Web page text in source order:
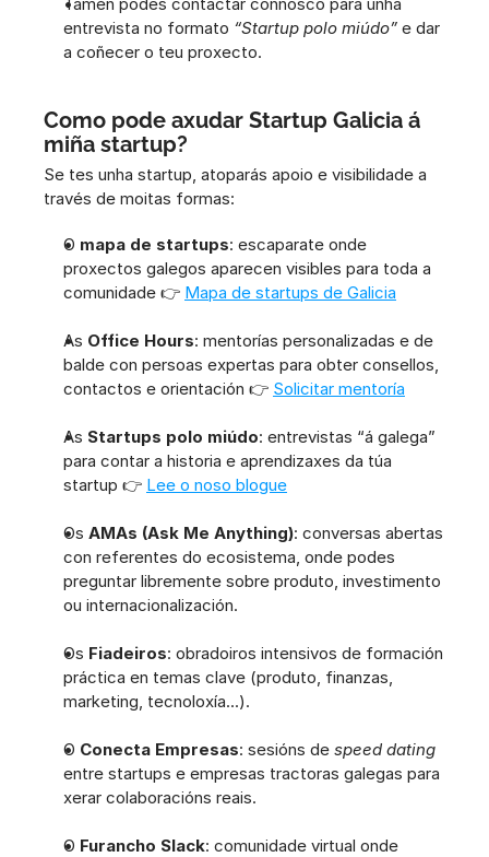
entrevista no formato “Startup polo miúdo” e dar
a coñecer o teu proxecto.
Como pode axudar Startup Galicia á
miña startup?
Se tes unha startup, atoparás apoio e visibilidade a
través de moitas formas:
O mapa de startups: escaparate onde
proxectos galegos aparecen visibles para toda a
comunidade 👉 Mapa de startups de Galicia
As Office Hours: mentorías personalizadas e de
balde con persoas expertas para obter consellos,
contactos e orientación 👉 Solicitar mentoría
As Startups polo miúdo: entrevistas “á galega”
para contar a historia e aprendizaxes da túa
startup 👉 Lee o noso blogue
Os AMAs (Ask Me Anything): conversas abertas
con referentes do ecosistema, onde podes
preguntar libremente sobre produto, investimento
ou internacionalización.
Os Fiadeiros: obradoiros intensivos de formación
práctica en temas clave (produto, finanzas,
marketing, tecnoloxía...).
O Conecta Empresas: sesións de speed dating
entre startups e empresas tractoras galegas para
xerar colaboracións reais.
O Furancho Slack: comunidade virtual onde